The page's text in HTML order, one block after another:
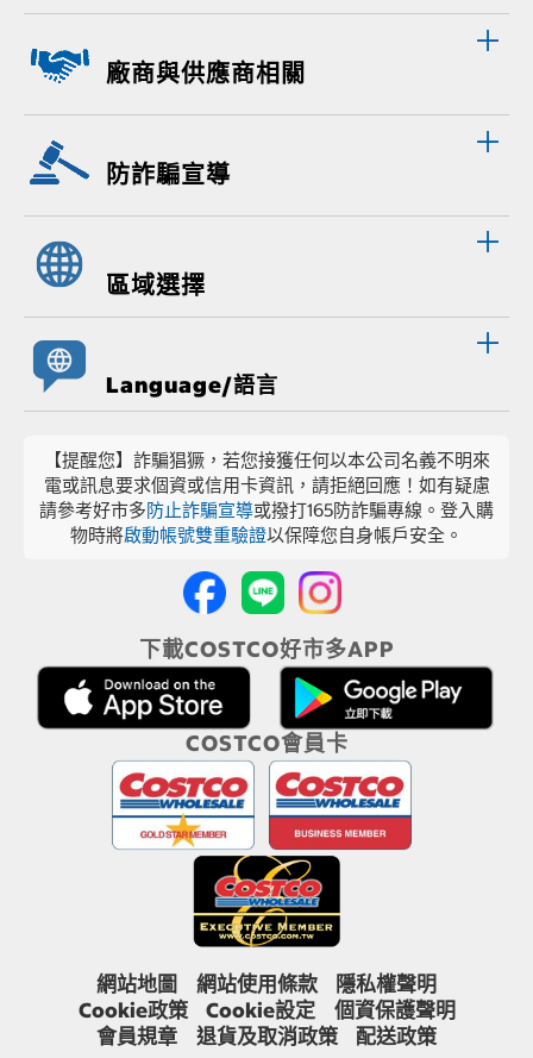
廠商與供應商相關
防詐騙宣導
區域選擇
Language/語言
【提醒您】詐騙猖獗，若您接獲任何以本公司名義不明來
電或訊息要求個資或信用卡資訊，請拒絕回應！如有疑慮
請參考好市多防止詐騙宣導或撥打165防詐騙專線。登入購
物時將啟動帳號雙重驗證以保障您自身帳戶安全。
下載COSTCO好市多APP
COSTCO會員卡
網站地圖 網站使用條款
隱私權聲明
Cookie政策
Cookie設定
個資保護聲明
會員規章
退貨及取消政策 配送政策